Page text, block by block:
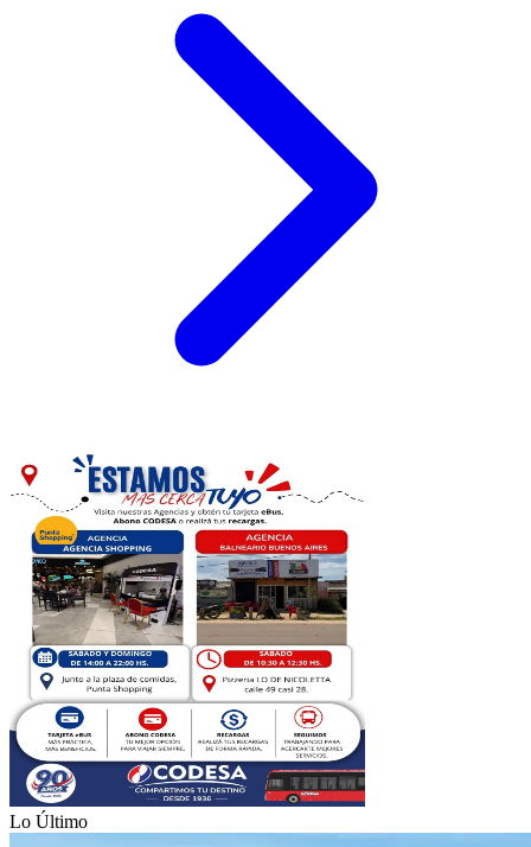
Lo Último